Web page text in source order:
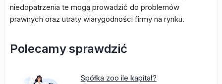
niedopatrzenia te mogą prowadzić do problemów
prawnych oraz utraty wiarygodności firmy na rynku.
Polecamy sprawdzić
Spółka zoo ile kapitał?